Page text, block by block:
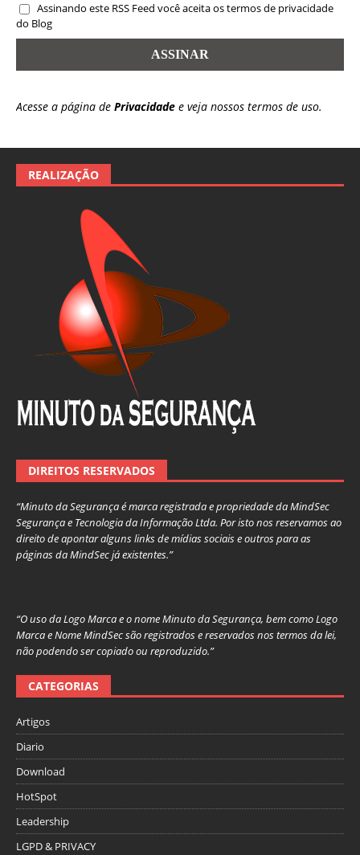
Assinando este RSS Feed você aceita os termos de privacidade
do Blog
Acesse a página de Privacidade e veja nossos termos de uso.
REALIZAÇÃO
DIREITOS RESERVADOS
“Minuto da Segurança é marca registrada e propriedade da MindSec
Segurança e Tecnologia da Informação Ltda. Por isto nos reservamos ao
direito de apontar alguns links de mídias sociais e outros para as
páginas da MindSec já existentes.”
“O uso da Logo Marca e o nome Minuto da Segurança, bem como Logo
Marca e Nome MindSec são registrados e reservados nos termos da lei,
não podendo ser copiado ou reproduzido.”
CATEGORIAS
Artigos
Diario
Download
HotSpot
Leadership
LGPD & PRIVACY